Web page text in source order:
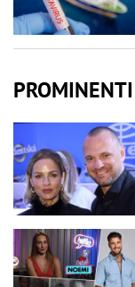
PROMINENTI